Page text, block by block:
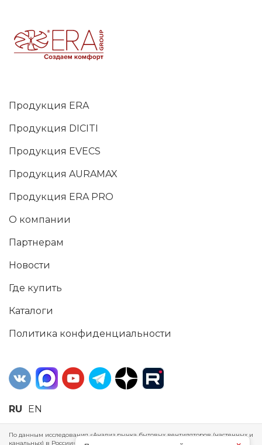
Продукция ERA
Продукция DICITI
Продукция EVECS
Продукция AURAMAX
Продукция ERA PRO
О компании
Партнерам
Новости
Где купить
Каталоги
Политика конфиденциальности
RU EN
По данным исследования «Анализ рынка бытовых вентиляторов (настенных и
канальных) в России», проведенного Агентством маркетинговых